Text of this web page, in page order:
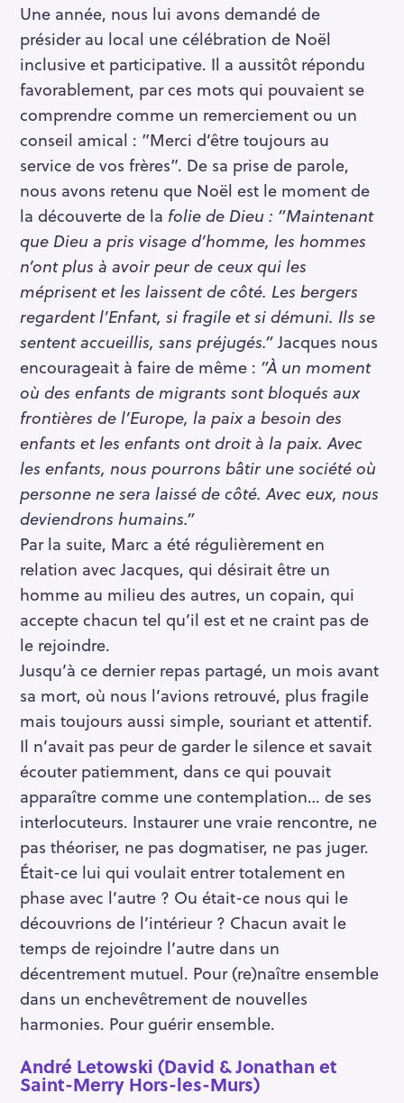
Une année, nous lui avons demandé de
présider au local une célébration de Noël
inclusive et participative. Il a aussitôt répondu
favorablement, par ces mots qui pouvaient se
comprendre comme un remerciement ou un
conseil amical : ”Merci d’être toujours au
service de vos frères”. De sa prise de parole,
nous avons retenu que Noël est le moment de
la découverte de la folie de Dieu : ”Maintenant
que Dieu a pris visage d’homme, les hommes
n’ont plus à avoir peur de ceux qui les
méprisent et les laissent de côté. Les bergers
regardent l’Enfant, si fragile et si démuni. Ils se
sentent accueillis, sans préjugés.”Jacques nous
encourageait à faire de même : ”À un moment
où des enfants de migrants sont bloqués aux
frontières de l’Europe, la paix a besoin des
enfants et les enfants ont droit à la paix. Avec
les enfants, nous pourrons bâtir une société où
personne ne sera laissé de côté. Avec eux, nous
deviendrons humains.”
Par la suite, Marc a été régulièrement en
relation avec Jacques, qui désirait être un
homme au milieu des autres, un copain, qui
accepte chacun tel qu’il est et ne craint pas de
le rejoindre.
Jusqu’à ce dernier repas partagé, un mois avant
sa mort, où nous l’avions retrouvé, plus fragile
mais toujours aussi simple, souriant et attentif.
Il n’avait pas peur de garder le silence et savait
écouter patiemment, dans ce qui pouvait
apparaître comme une contemplation… de ses
interlocuteurs. Instaurer une vraie rencontre, ne
pas théoriser, ne pas dogmatiser, ne pas juger.
Était-ce lui qui voulait entrer totalement en
phase avec l’autre ? Ou était-ce nous qui le
découvrions de l’intérieur ? Chacun avait le
temps de rejoindre l’autre dans un
décentrement mutuel. Pour (re)naître ensemble
dans un enchevêtrement de nouvelles
harmonies. Pour guérir ensemble.
André Letowski (David & Jonathan et
Saint-Merry Hors-les-Murs)